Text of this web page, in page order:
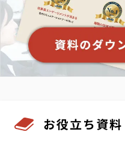
お役立ち資料